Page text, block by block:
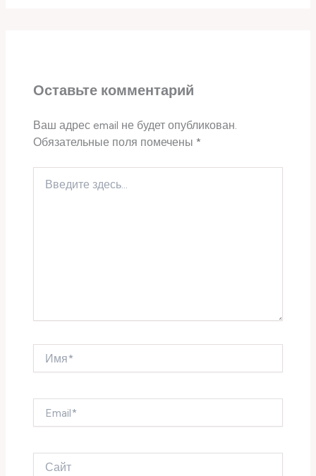
Оставьте комментарий
Ваш адрес email не будет опубликован.
Обязательные поля помечены*
здесь...